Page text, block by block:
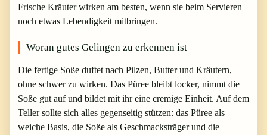
Frische Kräuter wirken am besten, wenn sie beim Servieren
noch etwas Lebendigkeit mitbringen.
Woran gutes Gelingen zu erkennen ist
Die fertige Soße duftet nach Pilzen, Butter und Kräutern,
ohne schwer zu wirken. Das Püree bleibt locker, nimmt die
Soße gut auf und bildet mit ihr eine cremige Einheit. Auf dem
Teller sollte sich alles gegenseitig stützen: das Püree als
weiche Basis, die Soße als Geschmacksträger und die